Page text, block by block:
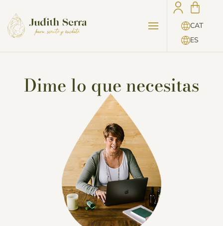
CAT
ES
Dime lo que necesitas